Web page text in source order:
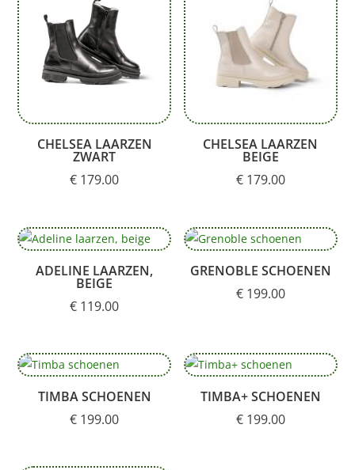
CHELSEA LAARZEN
ZWART
€ 179.00
CHELSEA LAARZEN
BEIGE
€179.00
ADELINE LAARZEN,
BEIGE
€ 119.00
GRENOBLE SCHOENEN
€199.00
TIMBA SCHOENEN
€ 199.00
TIMBA+ SCHOENEN
€199.00